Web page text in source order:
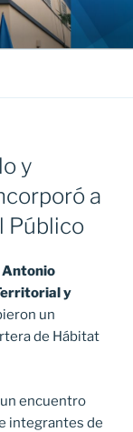
y
a
Público
Antonio
y
un
de Hábitat
encuentro
integrantes de